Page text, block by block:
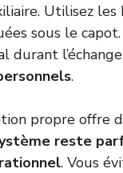
Utilisez les
sous le
durant
.
propre offre
reste
. Vous